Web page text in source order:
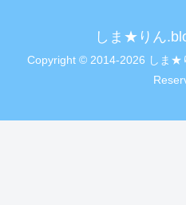
しま★りん
Copyright © 2014-2026 しま★